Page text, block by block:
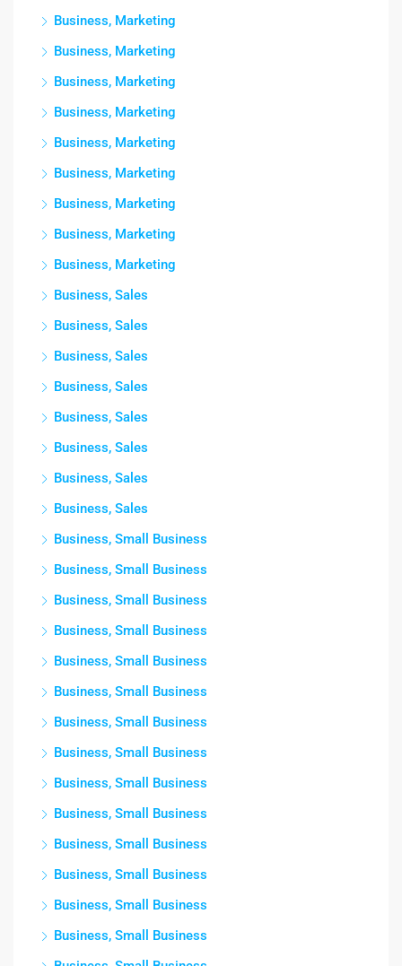
Business, Marketing
Business, Marketing
Business, Marketing
Business, Marketing
Business, Marketing
Business, Marketing
Business, Marketing
Business, Marketing
Business, Marketing
Business, Sales
Business, Sales
Business, Sales
Business, Sales
Business, Sales
Business, Sales
Business, Sales
Business, Sales
Business, Small Business
Business, Small Business
Business, Small Business
Business, Small Business
Business, Small Business
Business, Small Business
Business, Small Business
Business, Small Business
Business, Small Business
Business, Small Business
Business, Small Business
Business, Small Business
Business, Small Business
Business, Small Business